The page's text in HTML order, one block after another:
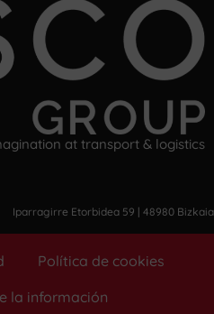
at transport & logistics
Iparragirre Etorbidea 59 | 48980 Bizkaia
Política de cookies
la información